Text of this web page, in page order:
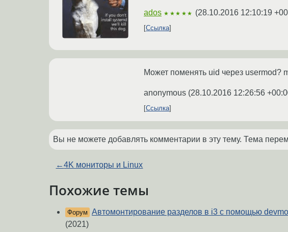
ados ★★★★★ (28.10.2016 12:10:19
Ссылка
Может поменять uid через usermod?
anonymous (28.10.2016 12:26:56
Ссылка
Вы не можете добавлять комментарии в эту тему. Тема
←4K мониторы и Linux
Похожие темы
Форум Автомонтирование разделов в i3 с помощью
(2021)